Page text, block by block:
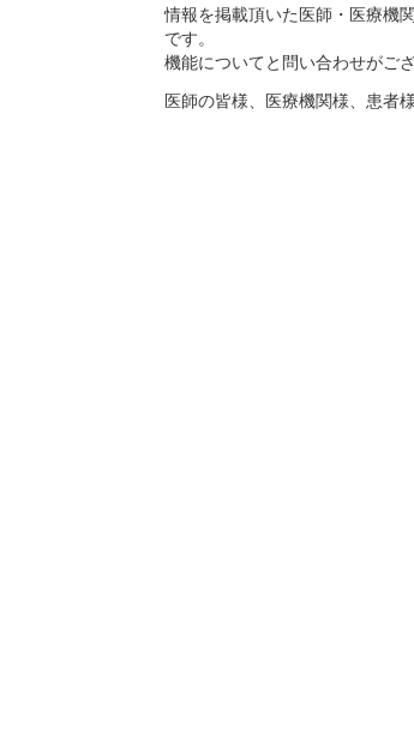
情報を掲載頂いた医師・医療機
です。
機能についてと問い合わせがご
医師の皆様、医療機関様、患者